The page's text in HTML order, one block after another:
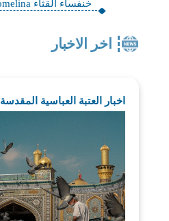
خنفساء القثاء Epilachna chrysomelina
اخر الاخبار
اخبار العتبة العباسية المقدسة